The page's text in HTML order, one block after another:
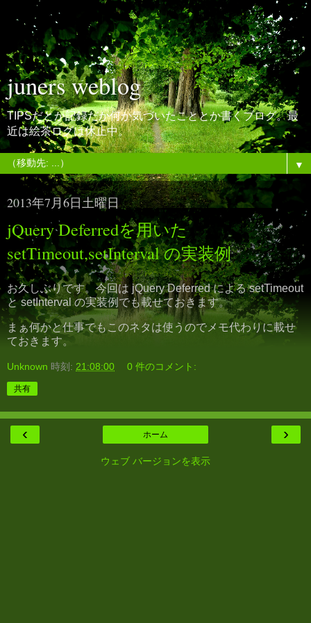
juners weblog
TIPSだとか記録だか何か気づいたこととか書くブログ。最
近は絵茶ログは休止中。
▼
2013年7月6日土曜日
jQuery Deferredを用いた
setTimeout,setInterval の実装例
お久しぶりです。今回は jQuery Deferred による setTimeout
と setInterval の実装例でも載せておきます。
まぁ何かと仕事でもこのネタは使うのでメモ代わりに載せ
ておきます。
Unknown 時刻: 21:08:00 0 件のコメント:
共有
‹ ›
ホーム
ウェブ バージョンを表示